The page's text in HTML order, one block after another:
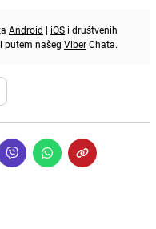
Android | iOS i društvenih
putem našeg ViberChata.